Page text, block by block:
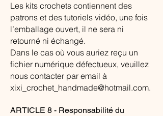
Les kits crochets contiennent des
patrons et des tutoriels vidéo, une fois
l’emballage ouvert, il ne sera ni
retourné ni échangé.
Dans le cas où vous auriez reçu un
fichier numérique défectueux, veuillez
nous contacter par email à
xixi_crochet_handmade@hotmail.com.
ARTICLE 8 - Responsabilité du